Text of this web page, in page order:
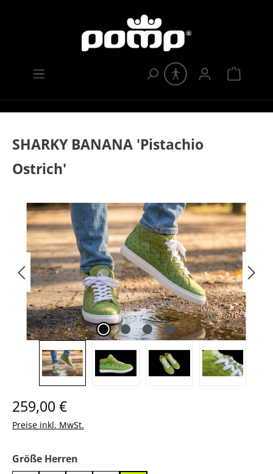
SHARKY BANANA 'Pistachio
Ostrich'
Bildergalerie überspringen
Regulärer Preis:
259,00 €
Preise inkl. MwSt.
Größe Herren